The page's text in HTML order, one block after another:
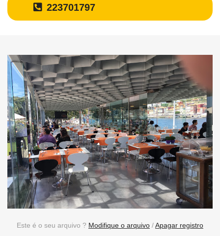
223701797
Este é o seu arquivo ? Modifique o arquivo /Apagar registro